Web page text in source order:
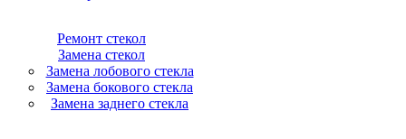
Ремонт стекол
Замена стекол
Замена лобового стекла
Замена бокового стекла
Замена заднего стекла